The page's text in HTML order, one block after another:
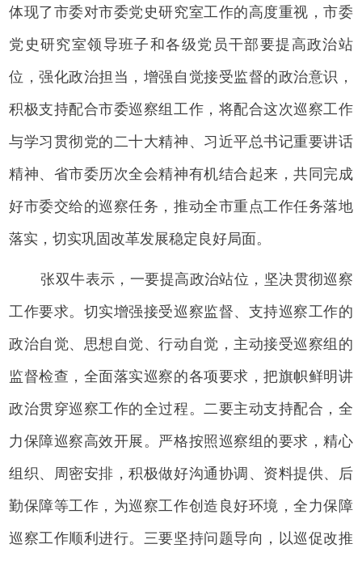
体现了市委对市委党史研究室工作的高度重视，市委
党史研究室领导班子和各级党员干部要提高政治站
位，强化政治担当，增强自觉接受监督的政治意识，
积极支持配合市委巡察组工作，将配合这次巡察工作
与学习贯彻党的二十大精神、习近平总书记重要讲话
精神、省市委历次全会精神有机结合起来，共同完成
好市委交给的巡察任务，推动全市重点工作任务落地
落实，切实巩固改革发展稳定良好局面。
张双牛表示，一要提高政治站位，坚决贯彻巡察
工作要求。切实增强接受巡察监督、支持巡察工作的
政治自觉、思想自觉、行动自觉，主动接受巡察组的
监督检查，全面落实巡察的各项要求，把旗帜鲜明讲
政治贯穿巡察工作的全过程。二要主动支持配合，全
力保障巡察高效开展。严格按照巡察组的要求，精心
组织、周密安排，积极做好沟通协调、资料提供、后
勤保障等工作，为巡察工作创造良好环境，全力保障
巡察工作顺利进行。三要坚持问题导向，以巡促改推